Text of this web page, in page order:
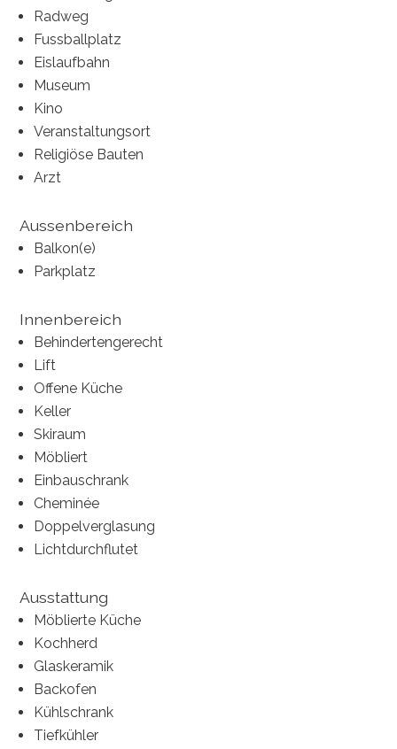
Radweg
Fussballplatz
Eislaufbahn
Museum
Kino
Veranstaltungsort
Religiöse Bauten
Arzt
Aussenbereich
Balkon(e)
Parkplatz
Innenbereich
Behindertengerecht
Lift
Offene Küche
Keller
Skiraum
Möbliert
Einbauschrank
Cheminée
Doppelverglasung
Lichtdurchflutet
Ausstattung
Möblierte Küche
Kochherd
Glaskeramik
Backofen
Kühlschrank
Tiefkühler